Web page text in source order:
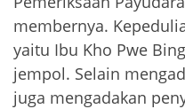
membernya.
yaitu Ibu Kho Pwe
jempol. Selain
juga mengadakan